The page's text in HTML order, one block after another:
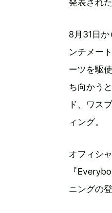
発表された
8月31日
ンチメー
ーツを駆
ち向かう
ド、ワス
ィング。
オフィシ
『
ニングの